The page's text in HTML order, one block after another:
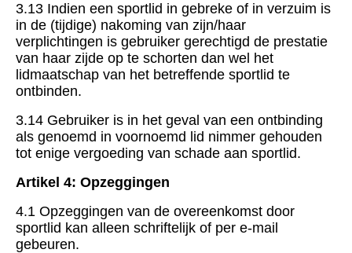
3.13 Indien een sportlid in gebreke of in verzuim is
in de (tijdige) nakoming van zijn/haar
verplichtingen is gebruiker gerechtigd de prestatie
van haar zijde op te schorten dan wel het
lidmaatschap van het betreffende sportlid te
ontbinden.
3.14 Gebruiker is in het geval van een ontbinding
als genoemd in voornoemd lid nimmer gehouden
tot enige vergoeding van schade aan sportlid.
Artikel 4: Opzeggingen
4.1 Opzeggingen van de overeenkomst door
sportlid kan alleen schriftelijk of per e-mail
gebeuren.